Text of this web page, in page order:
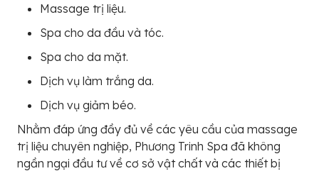
Massage trị liệu.
Spa cho da đầu và tóc.
Spa cho da mặt.
Dịch vụ làm trắng da.
Dịch vụ giảm béo.
Nhằm đáp ứng đầy đủ về các yêu cầu của massage
trị liệu chuyên nghiệp, Phương Trinh Spa đã không
ngần ngại đầu tư về cơ sở vật chất và các thiết bị